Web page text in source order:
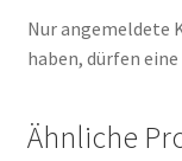
Nur angemeldete
haben, dürfen
Ähnliche